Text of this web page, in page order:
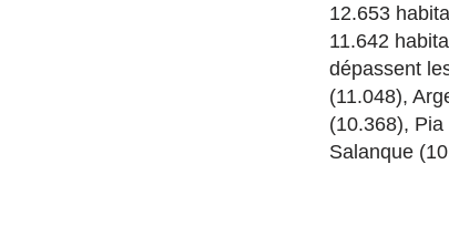
12.653
11.642
dépassent
(11.048),
(10.368),
Salanque